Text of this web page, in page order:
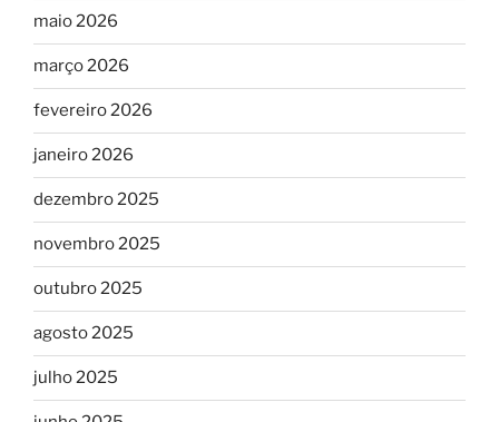
maio 2026
março 2026
fevereiro 2026
janeiro 2026
dezembro 2025
novembro 2025
outubro 2025
agosto 2025
julho 2025